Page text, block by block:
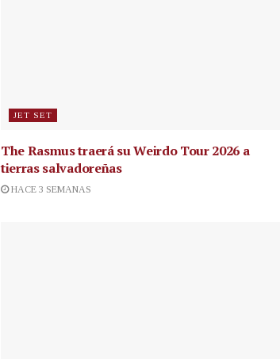
JET SET
The Rasmus traerá su Weirdo Tour 2026 a
tierras salvadoreñas
HACE 3 SEMANAS